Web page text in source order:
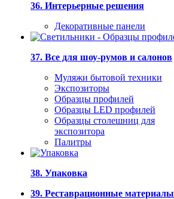
36. Интерьерные решения
Декоративные панели
37. Все для шоу-румов и салонов
Муляжи бытовой техники
Экспозиторы
Образцы профилей
Образцы LED профилей
Образцы столешниц для
экспозитора
Палитры
38. Упаковка
39. Реставрационные материалы